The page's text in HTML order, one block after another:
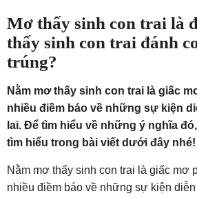
Mơ thấy sinh con trai là
thấy sinh con trai đánh
trúng?
Nằm mơ thấy sinh con trai là giấc
nhiều điềm báo về những sự kiện
lai. Để tìm hiểu về những ý nghĩa
tìm hiểu trong bài viết dưới đây nhé!
Nằm mơ thấy sinh con trai là giấc mơ
nhiều điềm báo về những sự kiện